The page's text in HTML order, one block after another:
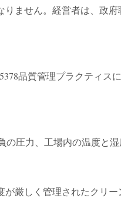
ません。経営者は、政
品質管理プラクティス
圧力、工場内の温度と
厳しく管理されたクリ